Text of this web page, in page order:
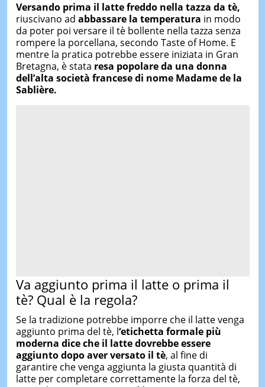
Versando prima il latte freddo nella tazza da tè,
riuscivano ad abbassare la temperatura in modo
da poter poi versare il tè bollente nella tazza senza
rompere la porcellana, secondo Taste of Home. E
mentre la pratica potrebbe essere iniziata in Gran
Bretagna, è stata resa popolare da una donna
dell’alta società francese di nome Madame de la
Sablière.
Va aggiunto prima il latte o prima il
tè? Qual è la regola?
Se la tradizione potrebbe imporre che il latte venga
aggiunto prima del tè, l‘etichetta formale più
moderna dice che il latte dovrebbe essere
aggiunto dopo aver versato il tè, al fine di
garantire che venga aggiunta la giusta quantità di
latte per completare correttamente la forza del tè,